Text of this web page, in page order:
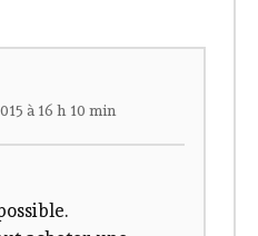
à 16 h 10 min